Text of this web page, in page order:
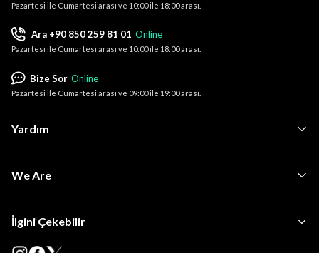
Yardım
We Are
İlgini Çekebilir
Pazartesi ile Cumartesi arası ve 10:00 ile 18:00 arası.
Ara +90 850 259 81 01 Online
Pazartesi ile Cumartesi arası ve 10:00 ile 18:00 arası.
Bize Sor Online
Pazartesi ile Cumartesi arası ve 09:00 ile 19:00 arası.